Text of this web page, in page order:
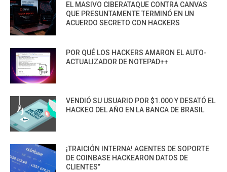
EL MASIVO CIBERATAQUE CONTRA CANVAS
QUE PRESUNTAMENTE TERMINÓ EN UN
ACUERDO SECRETO CON HACKERS
POR QUÉ LOS HACKERS AMARON EL AUTO-
ACTUALIZADOR DE NOTEPAD++
VENDIÓ SU USUARIO POR $1.000 Y DESATÓ EL
HACKEO DEL AÑO EN LA BANCA DE BRASIL
¡TRAICIÓN INTERNA! AGENTES DE SOPORTE
DE COINBASE HACKEARON DATOS DE
CLIENTES”